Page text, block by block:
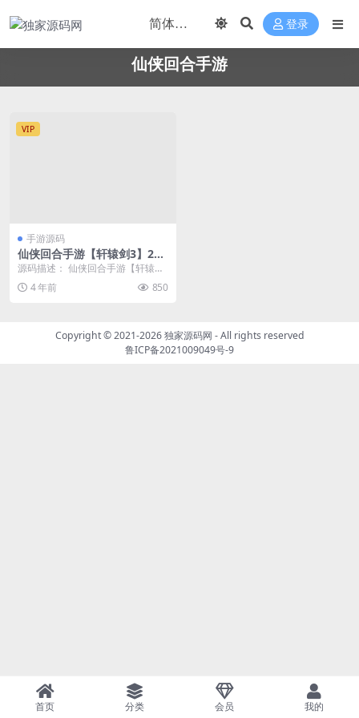
登录
仙侠回合手游
VIP
手游源码
仙侠回合手游【轩辕剑3】202
2整理Win一键即玩服务端+G
源码描述： 仙侠回合手游【轩辕剑
3】2022整理Win一键即玩服务端+
GM后台 ...
4 年前 850
Copyright © 2021-2026独家源码网 - All rights reserved
鲁ICP备2021009049号-9
首页 分类 会员 我的